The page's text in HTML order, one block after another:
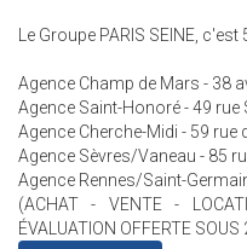
Le Groupe PARIS SEINE,
Agence Champ de Mars - 38
Agence Saint-Honoré - 49 rue
Agence Cherche-Midi - 59 rue
Agence Sèvres/Vaneau - 85
Agence Rennes/Saint-
(ACHAT - VENTE -
ÉVALUATION OFFERTE SOUS